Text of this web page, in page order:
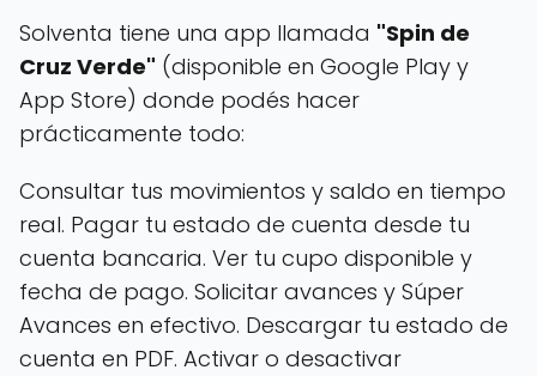
Solventa tiene una app llamada "Spin de
Cruz Verde" (disponible en Google Play y
App Store) donde podés hacer
prácticamente todo:
Consultar tus movimientos y saldo en tiempo
real. Pagar tu estado de cuenta desde tu
cuenta bancaria. Ver tu cupo disponible y
fecha de pago. Solicitar avances y Súper
Avances en efectivo. Descargar tu estado de
cuenta en PDF. Activar o desactivar